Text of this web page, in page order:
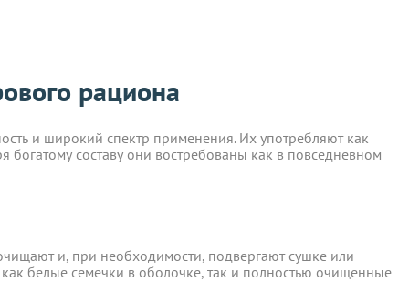
и, при необходимости, подвергают сушке или
белые семечки в оболочке, так и полностью
включительно.
прессованных дрожжей и товары по оптовым ценам.
получите на следующий день после отправки заказа.
рациона
и широкий спектр применения. Их употребляют как
богатому составу они востребованы как в повседневном
и, при необходимости, подвергают сушке или
белые семечки в оболочке, так и полностью очищенные